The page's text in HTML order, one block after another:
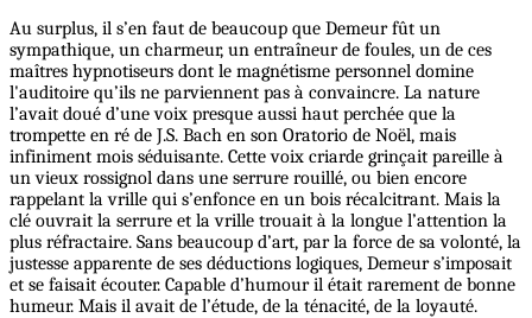
Au surplus, il s’en faut de beaucoup que Demeur fût un
sympathique, un charmeur, un entraîneur de foules, un de ces
maîtres hypnotiseurs dont le magnétisme personnel domine
l'auditoire qu’ils ne parviennent pas à convaincre. La nature
l’avait doué d’une voix presque aussi haut perchée que la
trompette en ré de J.S. Bach en son Oratorio de Noël, mais
infiniment mois séduisante. Cette voix criarde grinçait pareille à
un vieux rossignol dans une serrure rouillé, ou bien encore
rappelant la vrille qui s’enfonce en un bois récalcitrant. Mais la
clé ouvrait la serrure et la vrille trouait à la longue l’attention la
plus réfractaire. Sans beaucoup d’art, par la force de sa volonté, la
justesse apparente de ses déductions logiques, Demeur s’imposait
et se faisait écouter. Capable d’humour il était rarement de bonne
humeur. Mais il avait de l’étude, de la ténacité, de la loyauté.